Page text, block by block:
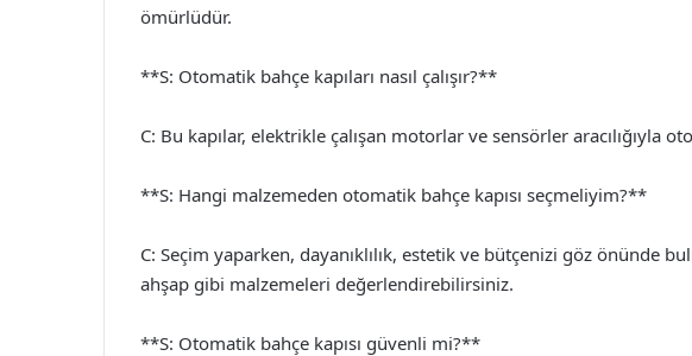
ömürlüdür.
**S: Otomatik bahçe kapıları nasıl çalışır?**
C: Bu kapılar, elektrikle çalışan motorlar ve sensörler aracılığıyla
**S: Hangi malzemeden otomatik bahçe kapısı seçmeliyim?**
C: Seçim yaparken, dayanıklılık, estetik ve bütçenizi göz önünde
ahşap gibi malzemeleri değerlendirebilirsiniz.
**S: Otomatik bahçe kapısı güvenli mi?**